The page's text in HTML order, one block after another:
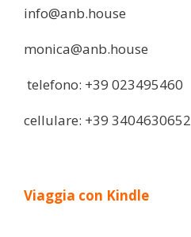
info@anb.house
monica@anb.house
telefono: +39 023495460
cellulare: +39 3404630652
Viaggia con Kindle